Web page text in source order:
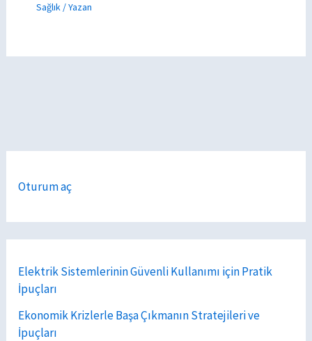
Sağlık/ Yazan
Oturum aç
Elektrik Sistemlerinin Güvenli Kullanımı için Pratik
İpuçları
Ekonomik Krizlerle Başa Çıkmanın Stratejileri ve
İpuçları